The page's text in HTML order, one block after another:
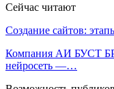
Сейчас читают
Создание сайтов:
Компания АИ БУСТ
нейросеть —…